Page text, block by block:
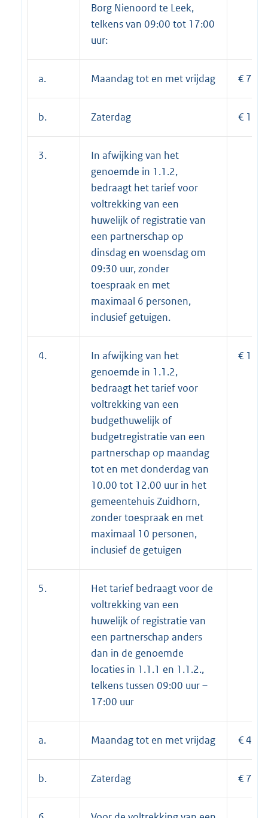
Borg Nienoord te Leek,
telkens van 09:00 tot 17:00
uur:
a. Maandag tot en met vrijdag €
b. Zaterdag €
3.
In afwijking van het
genoemde in 1.1.2,
bedraagt het tarief voor
voltrekking van een
huwelijk of registratie van
een partnerschap op
dinsdag en woensdag om
09:30 uur, zonder
toespraak en met
maximaal 6 personen,
inclusief getuigen.
4.
In afwijking van het
genoemde in 1.1.2,
bedraagt het tarief voor
voltrekking van een
budgethuwelijk of
budgetregistratie van een
partnerschap op maandag
tot en met donderdag van
10.00 tot 12.00 uur in het
gemeentehuis Zuidhorn,
zonder toespraak en met
maximaal 10 personen,
inclusief de getuigen
€
5.
Het tarief bedraagt voor de
voltrekking van een
huwelijk of registratie van
een partnerschap anders
dan in de genoemde
locaties in 1.1.1 en 1.1.2.,
telkens tussen 09:00 uur –
17:00 uur
a. Maandag tot en met vrijdag €
b. Zaterdag €